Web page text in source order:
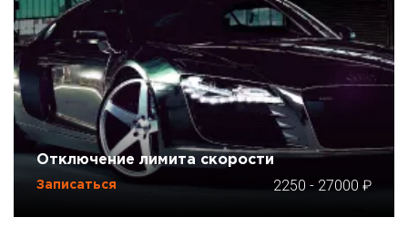
Отключение лимита скорости
Записаться 2250 - 27000